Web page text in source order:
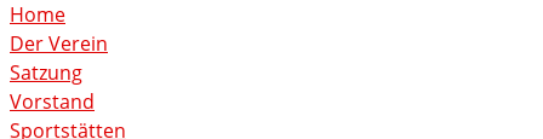
Home
Der Verein
Satzung
Vorstand
Sportstätten